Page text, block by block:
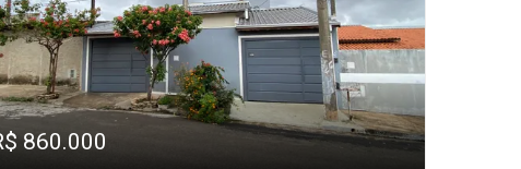
860.000